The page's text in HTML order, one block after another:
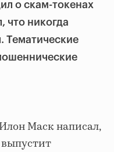
о скам-токенах
что никогда
Тематические
Маск написал,